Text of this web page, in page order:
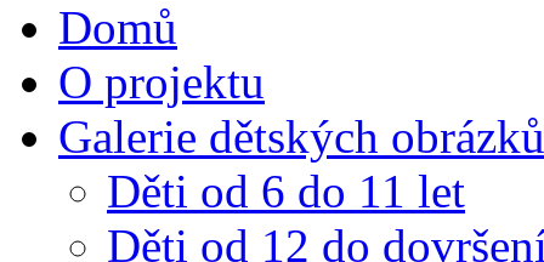
Domů
O projektu
Galerie dětských obrázků
Děti od 6 do 11 let
Děti od 12 do